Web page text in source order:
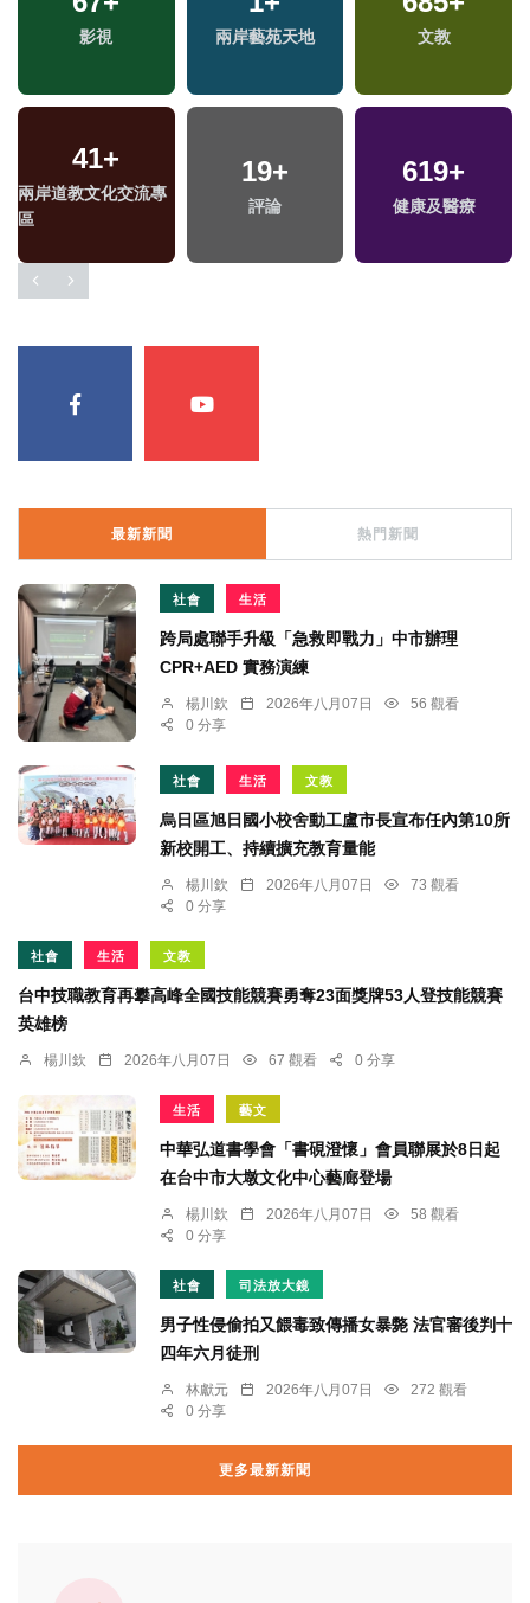
影視 兩岸藝苑天地 文教
41+
兩岸道教文化交流專
區
19+
評論
619+
健康及醫療
最新新聞 熱門新聞
社會 生活
跨局處聯手升級「急救即戰力」中市辦理
CPR+AED 實務演練
楊川欽 2026年八月07日
56 觀看
0 分享
社會 生活 文教
烏日區旭日國小校舍動工盧市長宣布任內第10所
新校開工、持續擴充教育量能
楊川欽 2026年八月07日
73 觀看
0 分享
社會 生活 文教
台中技職教育再攀高峰全國技能競賽勇奪23面獎牌53人登技能競賽
英雄榜
楊川欽 2026年八月07日 67 觀看 0 分享
生活 藝文
中華弘道書學會「書硯澄懷」會員聯展於8日起
在台中市大墩文化中心藝廊登場
楊川欽 2026年八月07日
58 觀看
0 分享
社會 司法放大鏡
男子性侵偷拍又餵毒致傳播女暴斃 法官審後判十
四年六月徒刑
林獻元 2026年八月07日
272 觀看
0 分享
更多最新新聞